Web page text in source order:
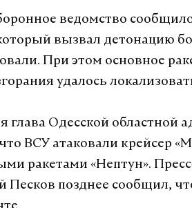
ведомство
вызвал детонацию
При этом основное
удалось
глава Одесской
ВСУ атаковали крейсер
ракетами «Нептун».
Песков позднее сообщил,